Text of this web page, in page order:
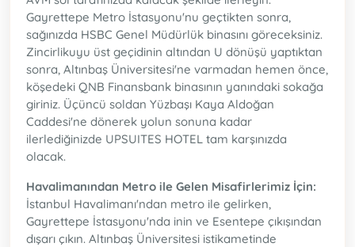
Gayrettepe Metro İstasyonu'nu geçtikten sonra,
sağınızda HSBC Genel Müdürlük binasını göreceksiniz.
Zincirlikuyu üst geçidinin altından U dönüşü yaptıktan
sonra, Altınbaş Üniversitesi'ne varmadan hemen önce,
köşedeki QNB Finansbank binasının yanındaki sokağa
giriniz. Üçüncü soldan Yüzbaşı Kaya Aldoğan
Caddesi'ne dönerek yolun sonuna kadar
ilerlediğinizde UPSUITES HOTEL tam karşınızda
olacak.
Havalimanından Metro ile Gelen Misafirlerimiz İçin:
İstanbul Havalimanı'ndan metro ile gelirken,
Gayrettepe İstasyonu'nda inin ve Esentepe çıkışından
dışarı çıkın. Altınbaş Üniversitesi istikametinde